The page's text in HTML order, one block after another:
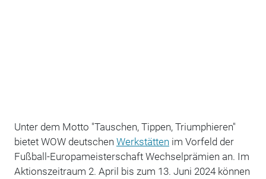
Unter dem Motto "Tauschen, Tippen, Triumphieren"
bietet WOW deutschen Werkstätten im Vorfeld der
Fußball-Europameisterschaft Wechselprämien an. Im
Aktionszeitraum 2. April bis zum 13. Juni 2024 können